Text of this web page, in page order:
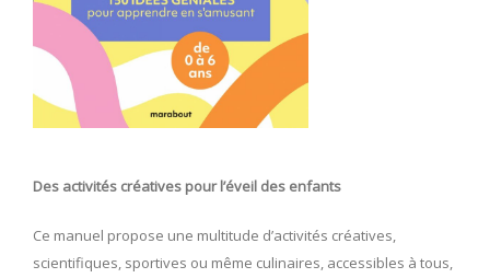
Des activités créatives pour l’éveil des enfants
Ce manuel propose une multitude d’activités créatives,
scientifiques, sportives ou même culinaires, accessibles à tous,